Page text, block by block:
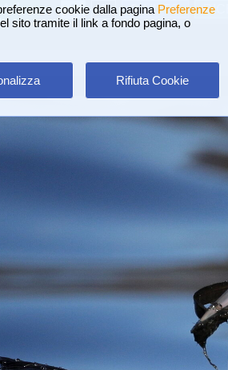
cookie dalla pagina Preferenze
sito tramite il link a fondo pagina, o
Rifiuta Cookie
A A ?AIUTO